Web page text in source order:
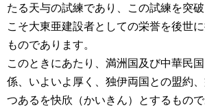
たる天与の試練であり、この試練を突
こそ大東亜建設者としての栄誉を後世
ものであります。
このときにあたり、満洲国及び中華民
係、いよいよ厚く、独伊両国との盟約
つあるを快欣（かいきん）とするもので